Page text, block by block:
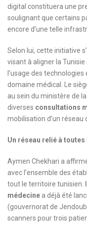
digital constituera une
soulignant que certains
encore d’une telle
Selon lui, cette initiative
visant à aligner la
l’usage des
domaine médical. Le
au sein du ministère de
diverses consultations
mobilisation d’un réseau
Un réseau relié à
Aymen Chekhari a
avec l’ensemble des
tout le territoire tunisien.
médecine a déjà été
(gouvernorat de
scanners pour trois